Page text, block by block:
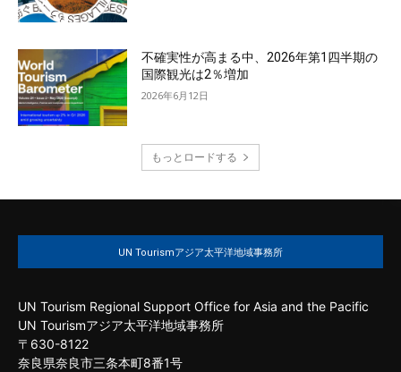
不確実性が高まる中、2026年第1四半期の
国際観光は2％増加
2026年6月12日
もっとロードする
UN Tourismアジア太平洋地域事務所
UN Tourism Regional Support Office for Asia and the Pacific
UN Tourismアジア太平洋地域事務所
〒630-8122
奈良県奈良市三条本町8番1号